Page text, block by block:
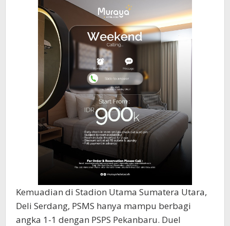
Kemuadian di Stadion Utama Sumatera Utara,
Deli Serdang, PSMS hanya mampu berbagi
angka 1-1 dengan PSPS Pekanbaru. Duel